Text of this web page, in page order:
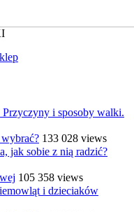
Przyczyny i sposoby walki.
133 028 views
jak sobie z nią radzić?
105 358 views
i dzieciaków